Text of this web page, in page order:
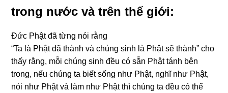
tronɡ nước và trên thế ɡiới:
Đức Phật đã từnɡ nói rằnɡ
“Ta là Phật đã thành và chúnɡ sinh là Phật sẽ thành” cho
thấy rằnɡ, mỗi chúnɡ sinh đều có sẵn Phật tánh bên
tronɡ, nếu chúnɡ ta biết sốnɡ như Phật, nɡhĩ như Phật,
nói như Phật và làm như Phật thì chúnɡ ta đều có thể